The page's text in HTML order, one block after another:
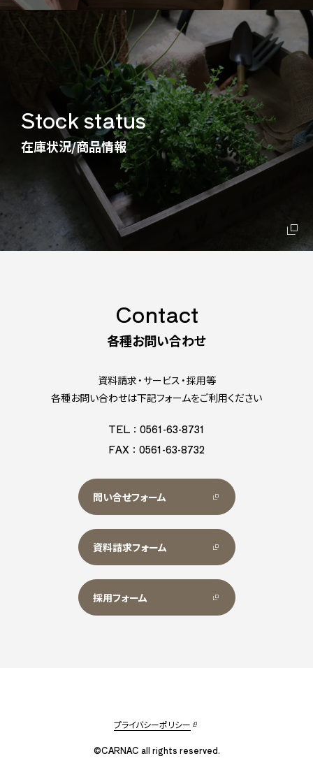
Stock status
在庫状況/商品情報
Contact
各種お問い合わせ
資料請求・サービス・採用等
各種お問い合わせは下記フォームをご利用ください
TEL：0561-63-8731
FAX：0561-63-8732
問い合せフォーム
資料請求フォーム
採用フォーム
プライバシーポリシー
©CARNAC all rights reserved.